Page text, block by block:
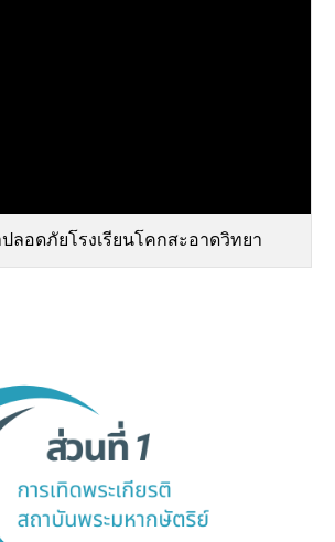
ลอดภัยโรงเรียนโคกสะอาดวิทยา